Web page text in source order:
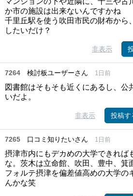
か市の施設は出来ないんですかね
千里丘駅を使う吹田市民の財布から
したいだけ？
非表示
7264 検討板ユーザーさん 1日前
図書館はそもそも近くにあるし、公
いだよ。
非表示 投稿す
7265 口コミ知りたいさん 1日前
摂津市内にもデカめの大学できれば
な。茨木は立命館、吹田、豊中、箕
フォルテ摂津を偏差値高めの大学の
んかな笑